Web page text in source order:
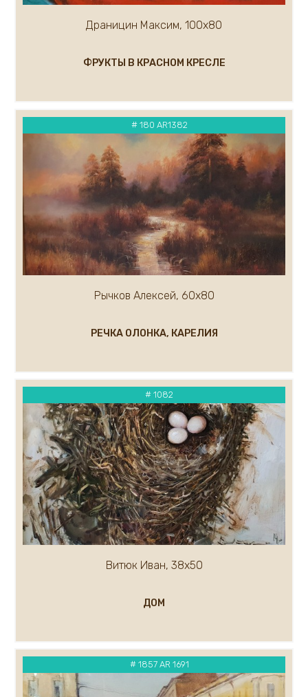
Кремер Александр
Кузнецов Андрей
Куликов Олег
Кулуев Дмитрий
Ларионова Елена
Курашова Елена
Ледяев Сергей
Крюков Александр
Литвишков Алексей
Кукса Василий
Липак Владимир
Липатова Алла
Маслов Анатолий
Мельникова Евгения
Мельников Андрей
Миронов Геннадий
Митин Дмитрий
Миф Роберт
Михалев Николай
Миханков Сергей
Показать ещё...(100)
Драницин Максим, 100х80
ФРУКТЫ В КРАСНОМ КРЕСЛЕ
# 180 AR1382
Рычков Алексей, 60х80
РЕЧКА ОЛОНКА, КАРЕЛИЯ
# 1082
Витюк Иван, 38х50
ДОМ
# 1857 AR 1691